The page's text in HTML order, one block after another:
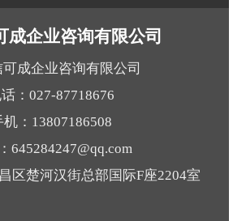
成企业咨询有限公司
成企业咨询有限公司
：027-87718676
机：13807186508
645284247@qq.com
区楚河汉街总部国际F座2204室